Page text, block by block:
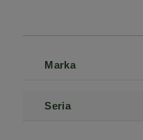
Marka
Seria